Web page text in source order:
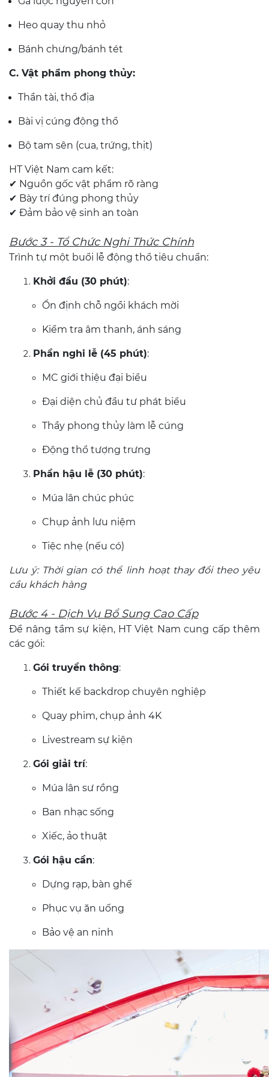
Heo quay thu nhỏ
Bánh chưng/bánh tét
C. Vật phẩm phong thủy:
Thần tài, thổ địa
Bài vị cúng động thổ
Bộ tam sên (cua, trứng, thịt)
HT Việt Nam cam kết:
✔ Nguồn gốc vật phẩm rõ ràng
✔ Bày trí đúng phong thủy
✔ Đảm bảo vệ sinh an toàn
Bước 3 - Tổ Chức Nghi Thức Chính
Trình tự một buổi lễ động thổ tiêu chuẩn:
Khởi đầu (30 phút):
Ổn định chỗ ngồi khách mời
Kiểm tra âm thanh, ánh sáng
Phần nghi lễ (45 phút):
MC giới thiệu đại biểu
Đại diện chủ đầu tư phát biểu
Thầy phong thủy làm lễ cúng
Động thổ tượng trưng
Phần hậu lễ (30 phút):
Múa lân chúc phúc
Chụp ảnh lưu niệm
Tiệc nhẹ (nếu có)
Lưu ý: Thời gian có thể linh hoạt thay đổi theo yêu
cầu khách hàng
Bước 4 - Dịch Vụ Bổ Sung Cao Cấp
Để nâng tầm sự kiện, HT Việt Nam cung cấp thêm
các gói:
Gói truyền thông:
Thiết kế backdrop chuyên nghiệp
Quay phim, chụp ảnh 4K
Livestream sự kiện
Gói giải trí:
Múa lân sư rồng
Ban nhạc sống
Xiếc, ảo thuật
Gói hậu cần:
Dựng rạp, bàn ghế
Phục vụ ăn uống
Bảo vệ an ninh